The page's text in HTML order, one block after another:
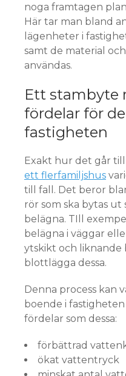
noga framtagen
Här tar man bland
lägenheter i
samt de material
användas.
Ett stambyte
fördelar för
fastigheten
Exakt hur det går
ett flerfamiljshus
till fall. Det beror
rör som ska bytas ut
belägna. TIll
belägna i väggar
ytskikt och liknande
blottlägga dessa.
Denna process kan
boende i
fördelar som dessa:
förbättrad
ökat vattentryck